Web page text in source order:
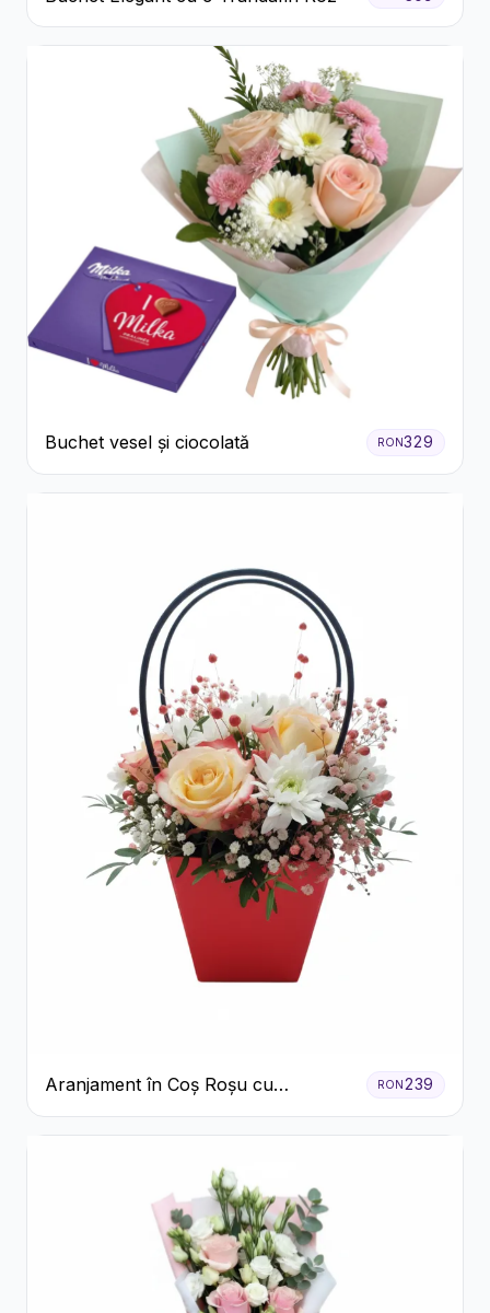
Buchet vesel și ciocolată RON329
Aranjament în Coș Roșu cu
Trandafiri și Crizanteme Albe
RON239